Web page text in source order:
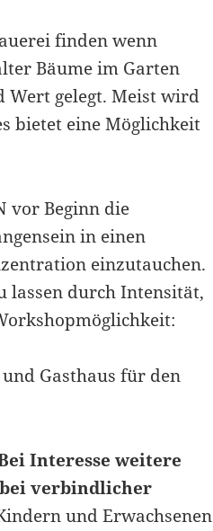
finden wenn
Bäume im Garten
gelegt. Meist wird
bietet eine Möglichkeit
vor Beginn die
in einen
einzutauchen.
lassen durch Intensität,
Gasthaus für den
Interesse weitere
verbindlicher
und Erwachsenen